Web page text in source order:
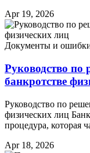
Apr 19, 2026
Документы и
Руководство
банкротстве
Руководство по
физических лиц
процедура, которая
Apr 18, 2026